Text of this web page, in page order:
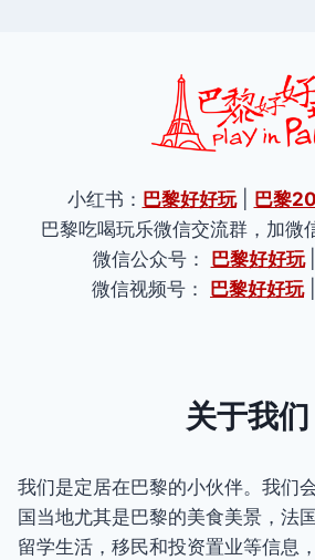
小红书： 巴黎好好玩| 巴黎
巴黎吃喝玩乐微信交流群，加微
微信公众号： 巴黎好好玩
微信视频号： 巴黎好好玩|
关于我们
我们是定居在巴黎的小伙伴。我们
国当地尤其是巴黎的美食美景，法
留学生活，移民和投资置业等信息